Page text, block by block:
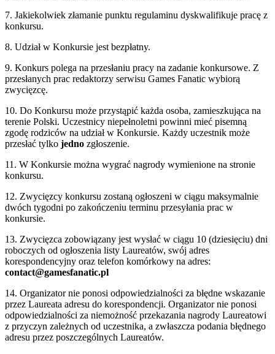
7. Jakiekolwiek złamanie punktu regulaminu dyskwalifikuje pracę z
konkursu.
8. Udział w Konkursie jest bezpłatny.
9. Konkurs polega na przesłaniu pracy na zadanie konkursowe. Z
przesłanych prac redaktorzy serwisu Games Fanatic wybiorą
zwycięzcę.
10. Do Konkursu może przystąpić każda osoba, zamieszkująca na
terenie Polski. Uczestnicy niepełnoletni powinni mieć pisemną
zgodę rodziców na udział w Konkursie. Każdy uczestnik może
przesłać tylko jedno zgłoszenie.
11. W Konkursie można wygrać nagrody wymienione na stronie
konkursu.
12. Zwycięzcy konkursu zostaną ogłoszeni w ciągu maksymalnie
dwóch tygodni po zakończeniu terminu przesyłania prac w
konkursie.
13. Zwycięzca zobowiązany jest wysłać w ciągu 10 (dziesięciu) dni
roboczych od ogłoszenia listy Laureatów, swój adres
korespondencyjny oraz telefon komórkowy na adres:
contact@gamesfanatic.pl
14. Organizator nie ponosi odpowiedzialności za błędne wskazanie
przez Laureata adresu do korespondencji. Organizator nie ponosi
odpowiedzialności za niemożność przekazania nagrody Laureatowi
z przyczyn zależnych od uczestnika, a zwłaszcza podania błędnego
adresu przez poszczególnych Laureatów.